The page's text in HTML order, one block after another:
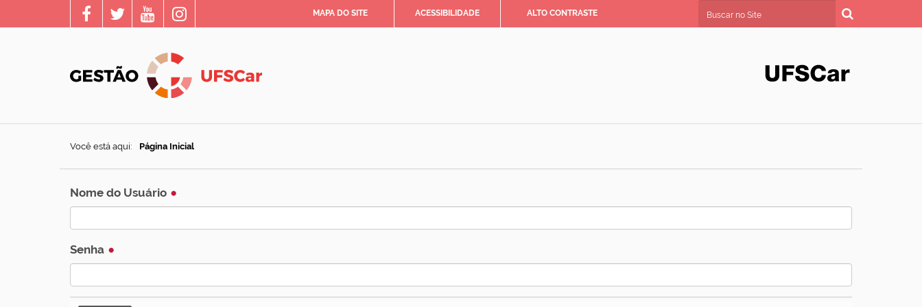
MAPA DO SITE ACESSIBILIDADE ALTO CONTRASTE Busca Avançada…
Você está aqui: Página Inicial
Nome do Usuário
Senha